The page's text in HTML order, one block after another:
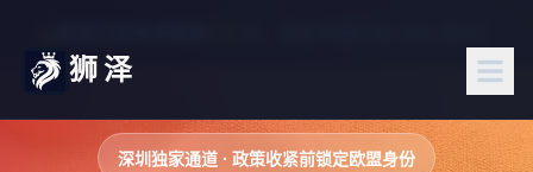
狮泽
深圳独家通道 · 政策收紧前锁定欧盟身份